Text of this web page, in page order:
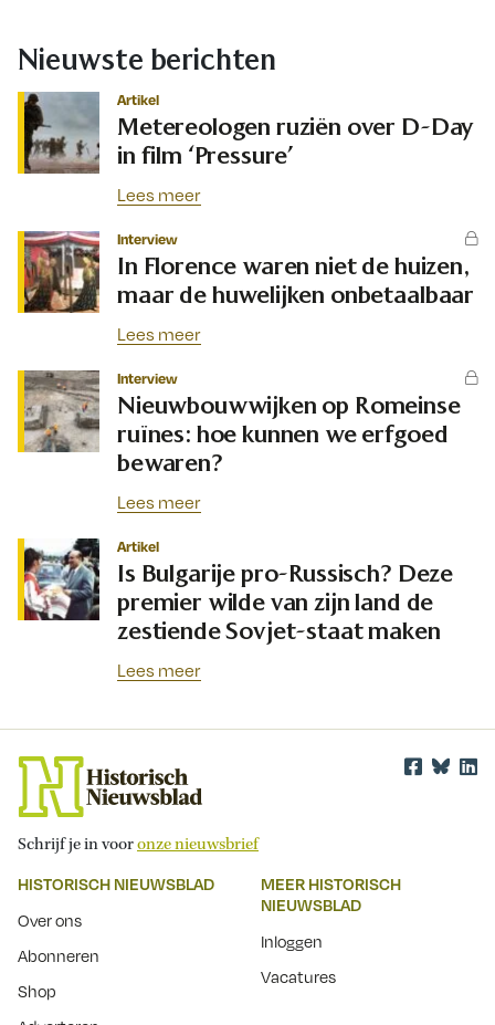
Nieuwste berichten
Artikel
Metereologen ruziën over D-Day
in film ‘Pressure’
Lees meer
Interview
In Florence waren niet de huizen,
maar de huwelijken onbetaalbaar
Lees meer
Interview
Nieuwbouwwijken op Romeinse
ruïnes: hoe kunnen we erfgoed
bewaren?
Lees meer
Artikel
Is Bulgarije pro-Russisch? Deze
premier wilde van zijn land de
zestiende Sovjet-staat maken
Lees meer
Schrijf je in vooronze nieuwsbrief
HISTORISCH NIEUWSBLAD
Over ons
Abonneren
Shop
MEER HISTORISCH
NIEUWSBLAD
Inloggen
Vacatures